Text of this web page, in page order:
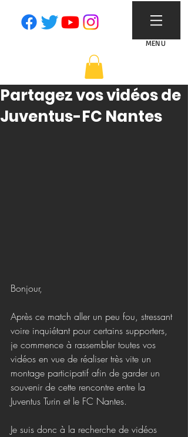
MENU
Partagez vos vidéos de
Juventus-FC Nantes
Bonjour,
Après ce match aller un peu fou, stressant
voire inquiétant pour certains supporters,
je commence à rassembler toutes vos
vidéos en vue de réaliser très vite un
montage participatif afin de garder un
souvenir de cette rencontre entre la
Juventus Turin et le FC Nantes.
Je suis donc à la recherche de vidéos